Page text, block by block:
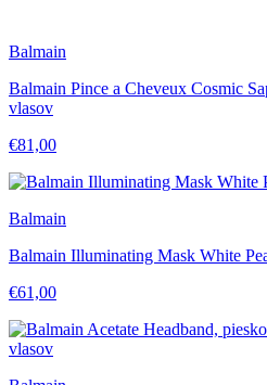
Balmain
Balmain Pince a Cheveux Cosmic
vlasov
€81,00
Balmain
Balmain Illuminating Mask White
€61,00